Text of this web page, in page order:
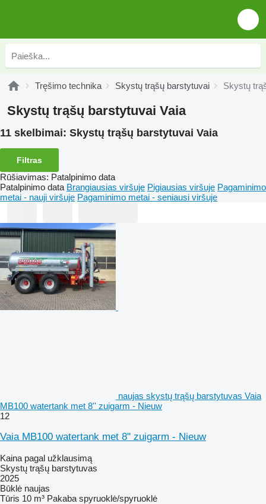
Tręšimo technika Skystų trąšų barstytuvai Skystų
Skystų trąšų barstytuvai Vaia
11 skelbimai: Skystų trąšų barstytuvai Vaia
Filtras
Rūšiavimas: Patalpinimo data
Patalpinimo data Brangiausias viršuje Pigiausias viršuje Pagaminimo
metai - nauji viršuje Pagaminimo metai - seniausi viršuje
naujas skystų trąšų barstytuvas Vaia
MB100 watertank met 8'' zuigarm - Nieuw
12
Vaia MB100 watertank met 8'' zuigarm - Nieuw
Kaina pagal užklausimą
Skystų trąšų barstytuvas
2025
Būklė naujas
Tūris 10 m³ Pakaba spyruoklė/spyruoklė